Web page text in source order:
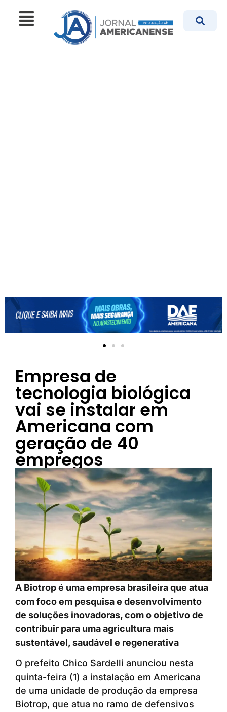
Empresa de
tecnologia biológica
vai se instalar em
Americana com
geração de 40
empregos
A Biotrop é uma empresa brasileira que atua
com foco em pesquisa e desenvolvimento
de soluções inovadoras, com o objetivo de
contribuir para uma agricultura mais
sustentável, saudável e regenerativa
O prefeito Chico Sardelli anunciou nesta
quinta-feira (1) a instalação em Americana
de uma unidade de produção da empresa
Biotrop, que atua no ramo de defensivos